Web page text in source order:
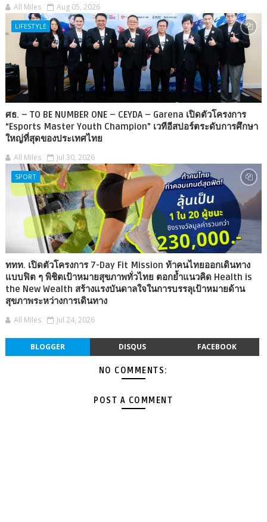
All Miles Aug 05, 2026
LIFESTYLE
ศธ. – TO BE NUMBER ONE – CEYDA – Garena เปิดตัวโครงการ
“Esports Master Youth Champion” เวทีอีสปอร์ตระดับการศึกษา
ใหญ่ที่สุดของประเทศไทย
All Miles Jul 30, 2026
SPORT
ททท. เปิดตัวโครงการ 7-Day Fit Mission ท้าคนไทยออกเดินทาง
แบบฟิต ๆ พิชิตเป้าหมายสุขภาพทั่วไทย ตอกย้ำแนวคิด Health is
the New Wealth สร้างแรงบันดาลใจในการบรรลุเป้าหมายด้าน
สุขภาพระหว่างการเดินทาง
All Miles Jul 24, 2026
BLOGGER DISQUS FACEBOOK
NO COMMENTS:
POST A COMMENT